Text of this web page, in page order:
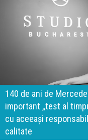
140 de ani de
important „test al
cu aceeași
calitate